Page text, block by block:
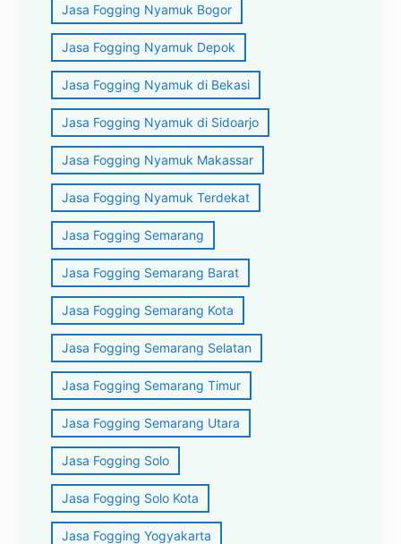
Jasa Fogging Nyamuk Bogor
Jasa Fogging Nyamuk Depok
Jasa Fogging Nyamuk di Bekasi
Jasa Fogging Nyamuk di Sidoarjo
Jasa Fogging Nyamuk Makassar
Jasa Fogging Nyamuk Terdekat
Jasa Fogging Semarang
Jasa Fogging Semarang Barat
Jasa Fogging Semarang Kota
Jasa Fogging Semarang Selatan
Jasa Fogging Semarang Timur
Jasa Fogging Semarang Utara
Jasa Fogging Solo
Jasa Fogging Solo Kota
Jasa Fogging Yogyakarta